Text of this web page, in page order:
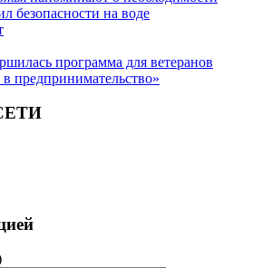
безопасности на воде
программа для ветеранов
предпринимательство»